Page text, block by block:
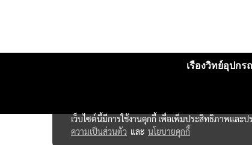
เรืองวิทย์อุปกร
เว็บไซต์นี้มีการใช้งานคุกกี้ เพื่อเพิ่มประสิทธิภาพและ
ความเป็นส่วนตัว และ นโยบายคุกกี้